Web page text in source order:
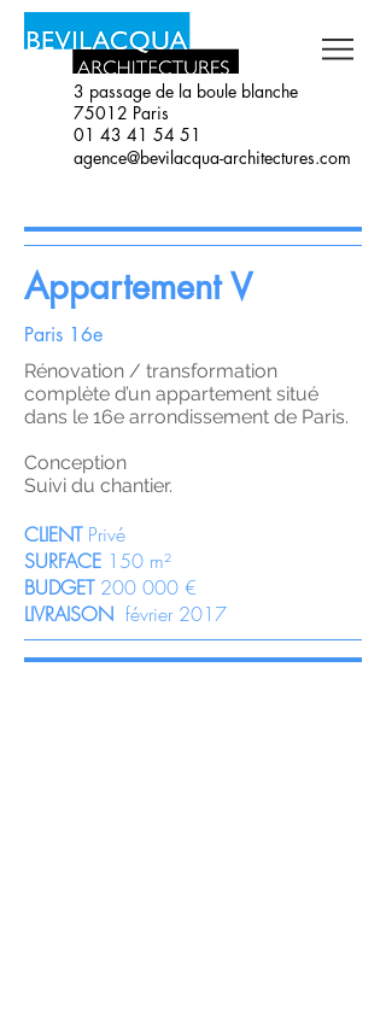
3 passage de la boule blanche
75012 Paris
01 43 41 54 51
agence@bevilacqua-architectures.com
Appartement V
Paris 16e
Rénovation / transformation
complète d’un appartement situé
dans le 16e arrondissement de Paris.
Conception
Suivi du chantier.
CLIENTPrivé
SURFACE 150 m²
BUDGET200 000 €
LIVRAISON février 2017